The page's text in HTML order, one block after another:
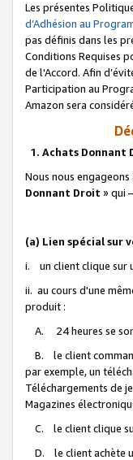
Les présentes
d’Adhésion au
pas définis dans les
Conditions Requises
de l'Accord. Afin
Participation au
Amazon sera
1. Achats
Nous nous
Donnant Droit » qui
(a) Lien spécial sur
i. un client clique sur
ii. au cours d'une
produit :
A. 24 heures se
B. le client
par exemple, un
Téléchargements de
Magazines
C. le client clique
D. le client achète